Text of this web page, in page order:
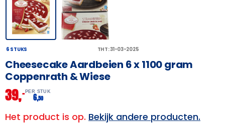
6 STUKS THT: 31-03-2025
Cheesecake Aardbeien 6 x 1100 gram
Coppenrath & Wiese
39,– PER STUK
6,50
Het product is op. Bekijk andere producten.